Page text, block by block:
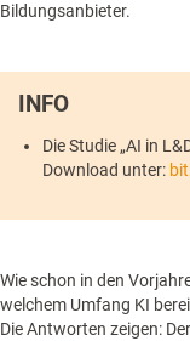
Bildungsanbieter.
INFO
Die Studie „AI in
Download unter:
Wie schon in den
welchem Umfang KI
Die Antworten zeigen: